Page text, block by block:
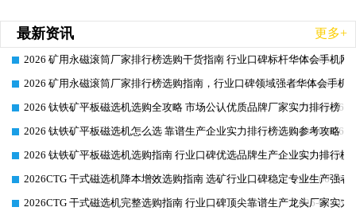
最新资讯 更多+
2026-06-26
2026 矿用永磁滚筒厂家排行榜选购干货指南 行业口碑标杆华体会手机网
2026-06-26
2026 矿用永磁滚筒厂家排行榜选购指南，行业口碑领域强者华体会手机
2026-06-26
2026 钛铁矿平板磁选机选购全攻略 市场公认优质品牌厂家实力排行榜
2026-06-26
2026 钛铁矿平板磁选机怎么选 靠谱生产企业实力排行榜选购参考攻略
2026-06-26
2026 钛铁矿平板磁选机选购指南 行业口碑优选品牌生产企业实力排行榜
2026-06-26
2026CTG 干式磁选机降本增效选购指南 选矿行业口碑稳定专业生产强者
2026-06-26
2026CTG 干式磁选机完整选购指南 行业口碑顶尖靠谱生产龙头厂家实力